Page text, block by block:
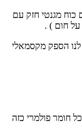
כוח מגנטי חזק עם
על חום ) .
לנו הספק מקסמאלי
חומר פולמרי כזה